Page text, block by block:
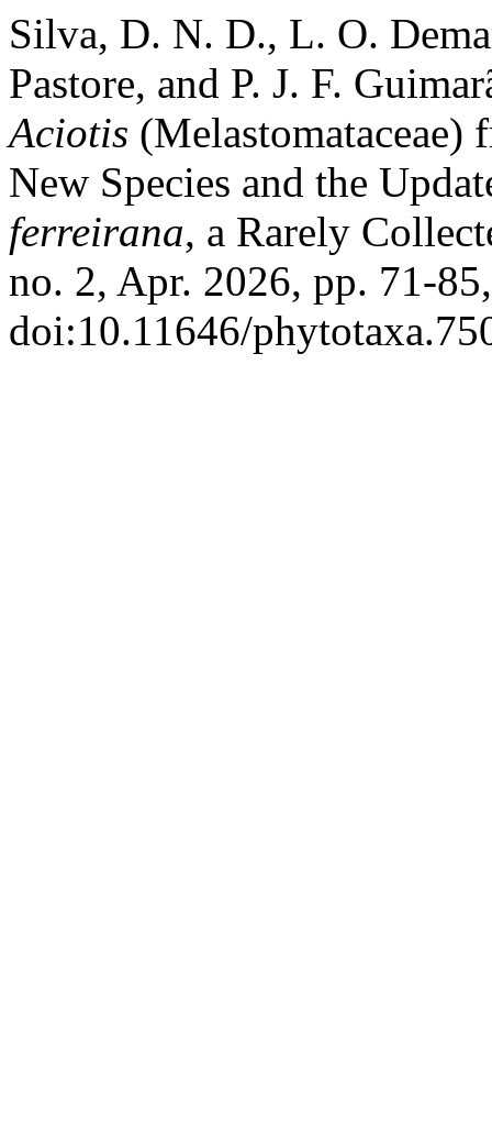
Silva, D. N. D., L. O.
Pastore, and P. J. F.
Aciotis
New Species and the
ferreirana, a Rarely
no. 2, Apr. 2026, pp. 71-85,
doi:10.11646/